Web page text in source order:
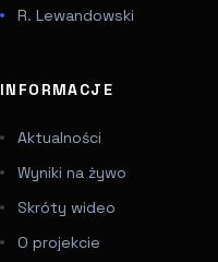
R. Lewandowski
INFORMACJE
Aktualności
Wyniki na żywo
Skróty wideo
O projekcie